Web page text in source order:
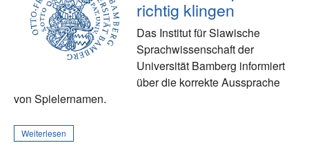
richtig klingen
Das Institut für Slawische
Sprachwissenschaft der
Universität Bamberg informiert
über die korrekte Aussprache
von Spielernamen.
Weiterlesen